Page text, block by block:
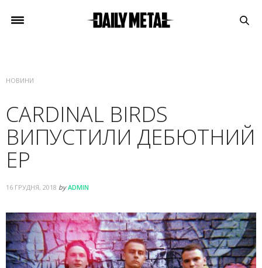
НОВИНИ
CARDINAL BIRDS
ВИПУСТИЛИ ДЕБЮТНИЙ
EP
16 ГРУДНЯ, 2018 by ADMIN